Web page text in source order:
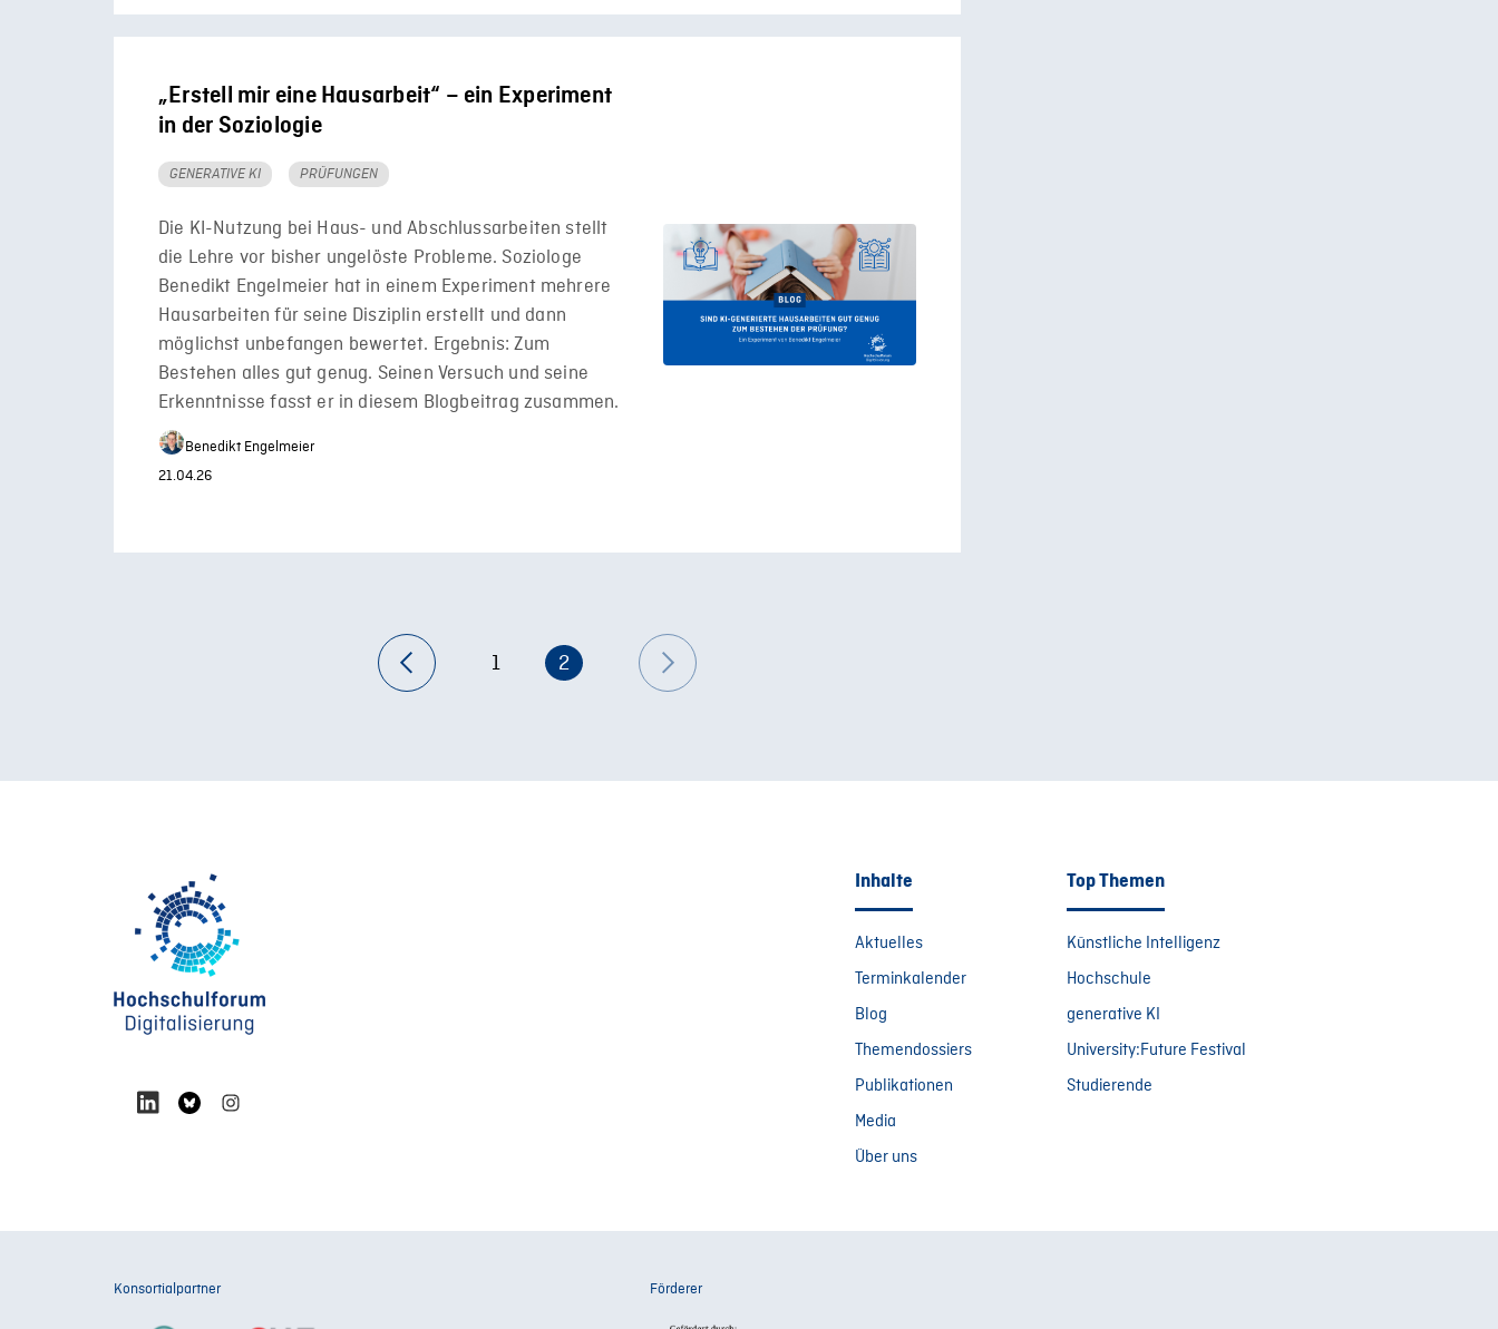
„Erstell mir eine Hausarbeit“ – ein Experiment
in der Soziologie
GENERATIVE KI PRÜFUNGEN
Die KI-Nutzung bei Haus- und Abschlussarbeiten stellt
die Lehre vor bisher ungelöste Probleme. Soziologe
Benedikt Engelmeier hat in einem Experiment mehrere
Hausarbeiten für seine Disziplin erstellt und dann
möglichst unbefangen bewertet. Ergebnis: Zum
Bestehen alles gut genug. Seinen Versuch und seine
Erkenntnisse fasst er in diesem Blogbeitrag zusammen.
Benedikt Engelmeier
21.04.26
1 2
Inhalte
Aktuelles
Terminkalender
Blog
Themendossiers
Publikationen
Media
Über uns
Top Themen
Künstliche Intelligenz
Hochschule
generative KI
University:Future Festival
Studierende
Konsortialpartner Förderer